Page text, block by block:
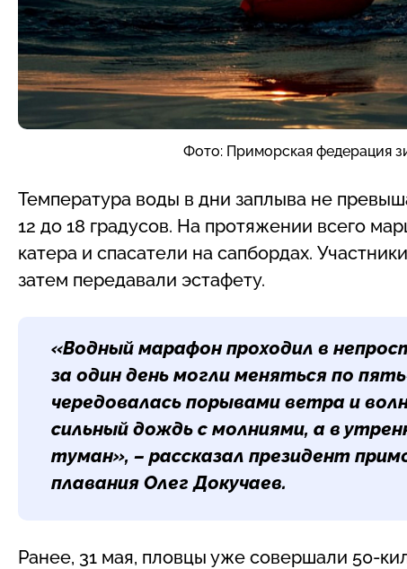
Фото: Приморская федерация
Температура воды в дни заплыва не
12 до 18 градусов. На протяжении всего
катера и спасатели на сапбордах.
затем передавали эстафету.
«Водный марафон проходил в
за один день могли меняться по
чередовалась порывами ветра и
сильный дождь с молниями, а в
туман», – рассказал президент
плавания Олег Докучаев.
Ранее, 31 мая, пловцы уже совершали 50-